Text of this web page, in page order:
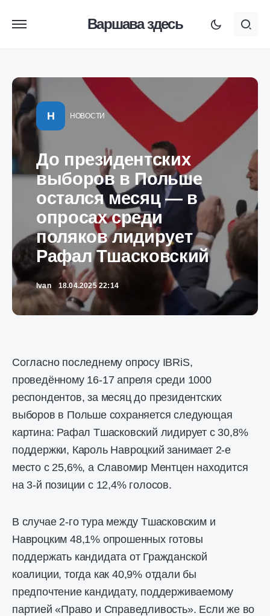
Варшава здесь
Н НОВОСТИ
До президентских
выборов в Польше
остался месяц — в
опросах среди
поляков лидирует
Рафал Тшасковский
Ivan 18.04.2025 22:14
Согласно последнему опросу IBRiS,
проведённому 16-17 апреля среди 1000
респондентов, за месяц до президентских
выборов в Польше сохраняется следующая
картина: Рафал Тшасковский лидирует с 30,8%
поддержки, Кароль Навроцкий занимает 2-е
место с 25,6%, а Славомир Ментцен находится
на 3-й позиции с 12,4% голосов.
В случае 2-го тура между Тшасковским и
Навроцким 48,1% опрошенных готовы
поддержать кандидата от Гражданской
коалиции, тогда как 40,9% отдали бы
предпочтение кандидату, поддерживаемому
партией «Право и Справедливость». Если же во